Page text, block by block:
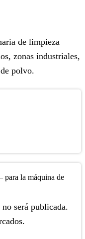
de limpieza
zonas industriales,
polvo.
para la máquina de
será publicada.